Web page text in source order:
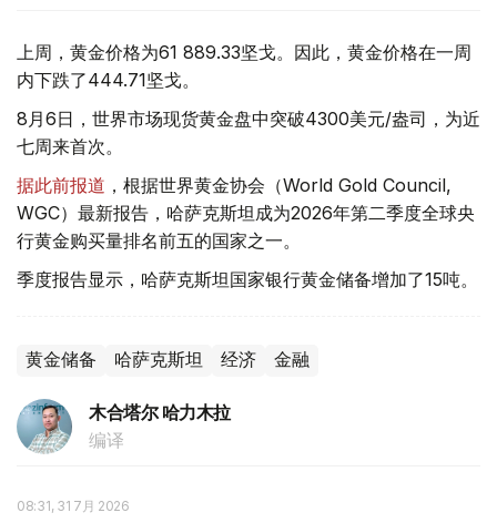
上周，黄金价格为61 889.33坚戈。因此，黄金价格在一周
内下跌了444.71坚戈。
8月6日，世界市场现货黄金盘中突破4300美元/盎司，为近
七周来首次。
据此前报道 ，根据世界黄金协会（World Gold Council,
WGC）最新报告，哈萨克斯坦成为2026年第二季度全球央
行黄金购买量排名前五的国家之一。
季度报告显示，哈萨克斯坦国家银行黄金储备增加了15吨。
黄金储备 哈萨克斯坦 经济 金融
木合塔尔 哈力木拉
编译
08:31, 31 7月 2026